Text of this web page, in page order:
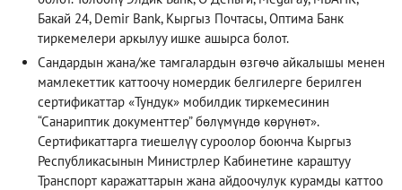
Бакай 24, Demir Bank, Кыргыз Почтасы, Оптима Банк
тиркемелери аркылуу ишке ашырса болот.
Сандардын жана/же тамгалардын өзгөчө айкалышы менен
мамлекеттик каттоочу номердик белгилерге берилген
сертификаттар «Тундук» мобилдик тиркемесинин
“Санариптик документтер” бөлүмүндө көрүнөт».
Сертификаттарга тиешелүү суроолор боюнча Кыргыз
Республикасынын Министрлер Кабинетине караштуу
Транспорт каражаттарын жана айдоочулук курамды каттоо